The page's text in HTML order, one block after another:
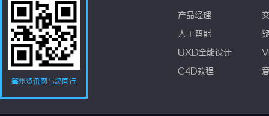
肇州资讯网与您同行
产品经理
人工智能
UXD全能设计
C4D教程